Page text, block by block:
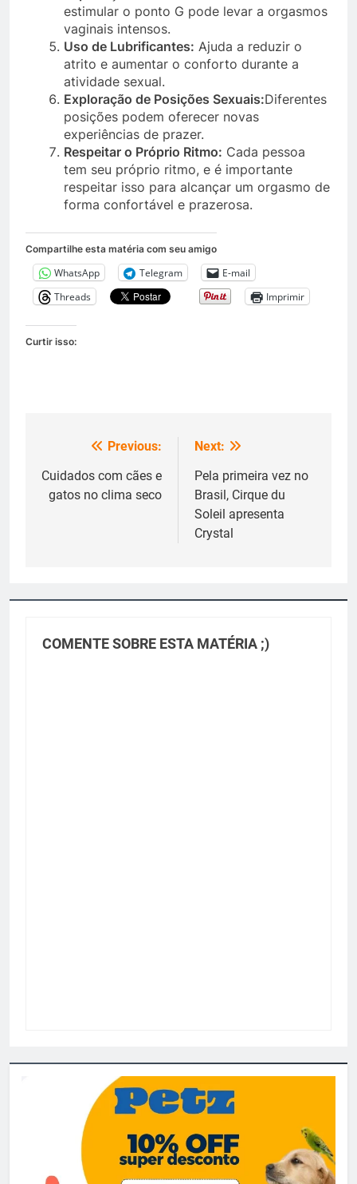
estimular o ponto G pode levar a orgasmos
vaginais intensos.
Uso de Lubrificantes: Ajuda a reduzir o
atrito e aumentar o conforto durante a
atividade sexual.
Exploração de Posições Sexuais:Diferentes
posições podem oferecer novas
experiências de prazer.
Respeitar o Próprio Ritmo: Cada pessoa
tem seu próprio ritmo, e é importante
respeitar isso para alcançar um orgasmo de
forma confortável e prazerosa.
Compartilhe esta matéria com seu amigo
WhatsApp Telegram
E-mail
Threads
Imprimir
Curtir isso:
Navegação
de
Post
Previous:
Cuidados com cães e
gatos no clima seco
Next:
Pela primeira vez no
Brasil, Cirque du
Soleil apresenta
Crystal
COMENTE SOBRE ESTA MATÉRIA ;)